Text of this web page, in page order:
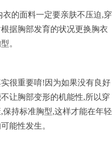
的面料一定要亲肤不压迫,穿
据胸部发育的状况更换胸衣
。
很重要唷!因为如果没有良好
让胸部变形的机能性,所以穿
持标准胸型,这样才能在年轻
能性发生。